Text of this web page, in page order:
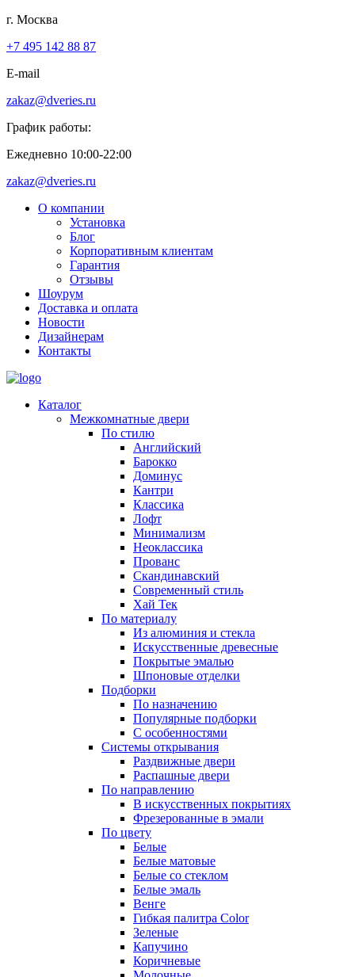
г. Москва
+7 495 142 88 87
E-mail
zakaz@dveries.ru
График работы:
Ежедневно 10:00-22:00
zakaz@dveries.ru
О компании
Установка
Блог
Корпоративным клиентам
Гарантия
Отзывы
Шоурум
Доставка и оплата
Новости
Дизайнерам
Контакты
Каталог
Межкомнатные двери
По стилю
Английский
Барокко
Доминус
Кантри
Классика
Лофт
Минимализм
Неоклассика
Прованс
Скандинавский
Современный стиль
Хай Тек
По материалу
Из алюминия и стекла
Искусственные древесные
Покрытые эмалью
Шпоновые отделки
Подборки
По назначению
Популярные подборки
С особенностями
Системы открывания
Раздвижные двери
Распашные двери
По направлению
В искусственных покрытиях
Фрезерованные в эмали
По цвету
Белые
Белые матовые
Белые со стеклом
Белые эмаль
Венге
Гибкая палитра Color
Зеленые
Капучино
Коричневые